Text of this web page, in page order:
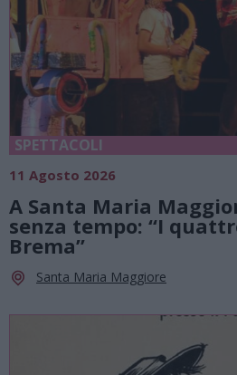
SPETTACOLI
11 Agosto 2026
A Santa Maria
senza tempo: “I
Brema”
Santa Maria Maggiore